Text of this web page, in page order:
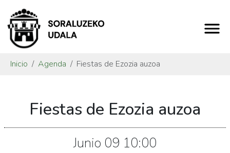
Inicio Agenda Fiestas de Ezozia auzoa
Fiestas de Ezozia auzoa
Junio 09 10:00